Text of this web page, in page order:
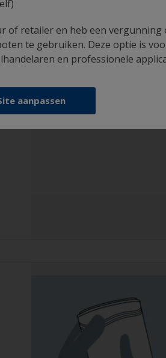
of retailer en heb een vergunning
te gebruiken. Deze optie is
en professionele
aanpassen